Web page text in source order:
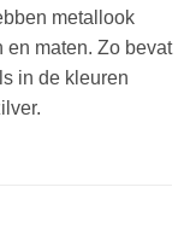
metallook
en maten. Zo bevat
in de kleuren